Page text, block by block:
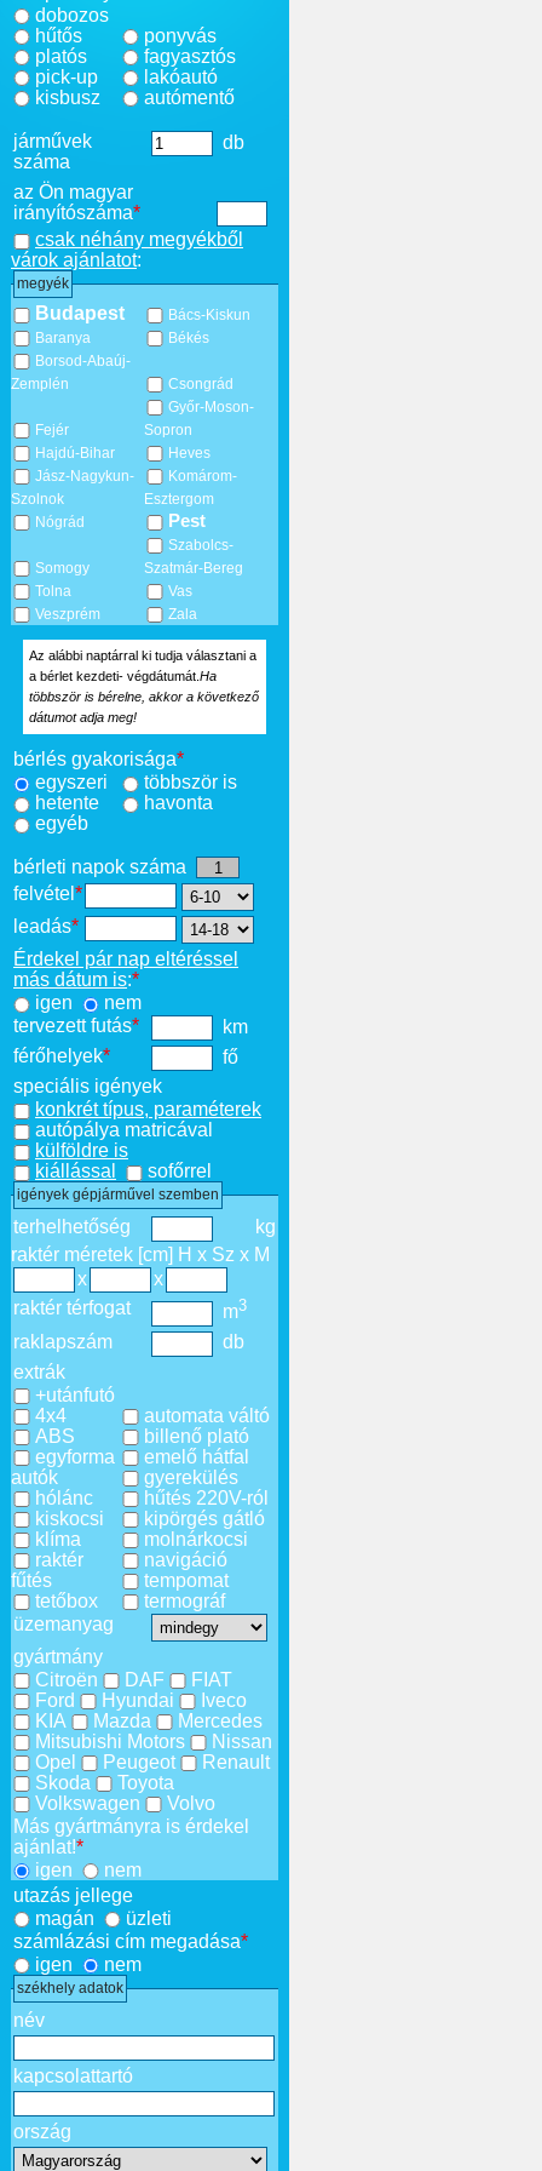
dobozos
hűtős
platós
pick-up
kisbusz
ponyvás
fagyasztós
lakóautó
autómentő
járművek
száma
db
az Ön magyar
irányítószáma*
csak néhány megyékből
várok ajánlatot:
megyék
Budapest
Bács-Kiskun
Baranya
Békés
Borsod-Abaúj-
Zemplén
Csongrád
Fejér
Győr-Moson-
Sopron
Hajdú-Bihar
Heves
Jász-Nagykun-
Szolnok
Komárom-
Esztergom
Nógrád
Pest
Somogy
Szabolcs-
Szatmár-Bereg
Tolna
Vas
Veszprém
Zala
Az alábbi naptárral ki tudja választani a
a bérlet kezdeti- végdátumát. Ha
többször is bérelne, akkor a következő
dátumot adja meg!
bérlés gyakorisága*
egyszeri
többször is
hetente
havonta
egyéb
bérleti napok száma
felvétel *
leadás*
Érdekel pár nap eltéréssel
más dátum is:*
igen
nem
tervezett futás*
km
férőhelyek*
fő
speciális igények
konkrét típus, paraméterek
autópálya matricával
külföldre is
kiállással
sofőrrel
igények gépjárművel szemben
terhelhetőség
kg
raktér méretek [cm] H x Sz x M
x
x
raktér térfogat
m3
raklapszám
db
extrák
+utánfutó
4x4
ABS
egyforma
autók
hólánc
kiskocsi
klíma
raktér
fűtés
tetőbox
automata váltó
billenő plató
emelő hátfal
gyerekülés
hűtés 220V-ról
kipörgés gátló
molnárkocsi
navigáció
tempomat
termográf
üzemanyag
gyártmány
Citroën
DAF
FIAT
Ford
Hyundai
Iveco
KIA
Mazda
Mercedes
Mitsubishi Motors
Nissan
Opel
Peugeot
Renault
Skoda
Toyota
Volkswagen
Volvo
Más gyártmányra is érdekel
ajánlat!*
igen
nem
utazás jellege
magán
üzleti
számlázási cím megadása*
igen
nem
székhely adatok
név
kapcsolattartó
ország